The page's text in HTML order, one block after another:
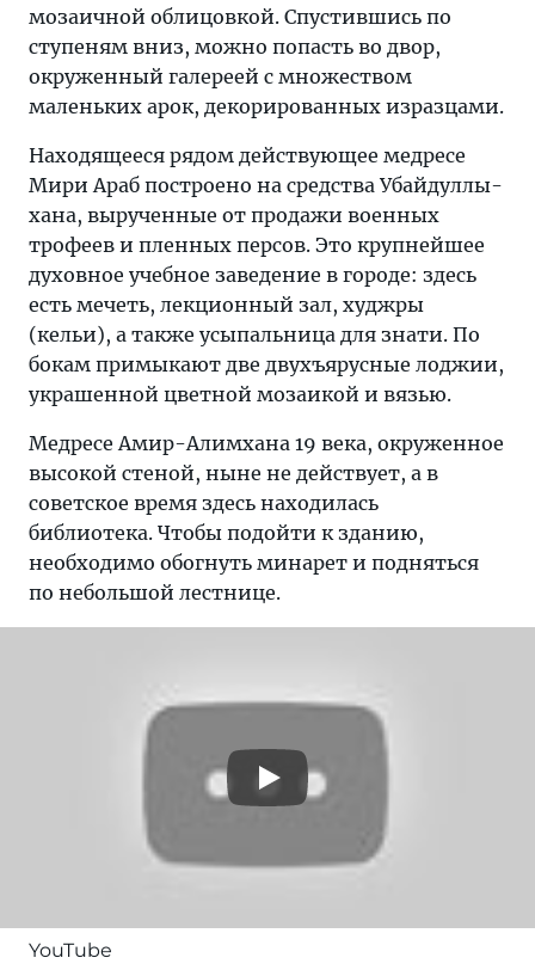
мозаичной облицовкой. Спустившись по
ступеням вниз, можно попасть во двор,
окруженный галереей с множеством
маленьких арок, декорированных изразцами.
Находящееся рядом действующее медресе
Мири Араб построено на средства Убайдуллы-
хана, вырученные от продажи военных
трофеев и пленных персов. Это крупнейшее
духовное учебное заведение в городе: здесь
есть мечеть, лекционный зал, худжры
(кельи), а также усыпальница для знати. По
бокам примыкают две двухъярусные лоджии,
украшенной цветной мозаикой и вязью.
Медресе Амир-Алимхана 19 века, окруженное
высокой стеной, ныне не действует, а в
советское время здесь находилась
библиотека. Чтобы подойти к зданию,
необходимо обогнуть минарет и подняться
по небольшой лестнице.
YouTube